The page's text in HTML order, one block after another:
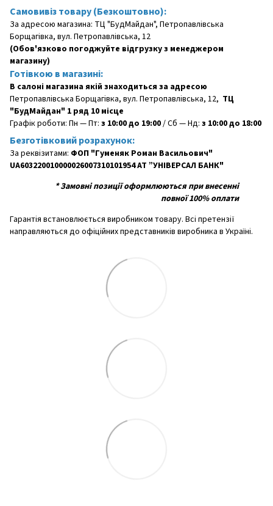
Самовивіз товару (Безкоштовно):
За адресою магазина: ТЦ "БудМайдан", Петропавлівська
Борщагівка, вул. Петропавлівська, 12
(Обов'язково погоджуйте відгрузку з менеджером
магазину)
Готівкою в магазині:
В салоні магазина якій знаходиться за адресою
Петропавлівська Борщагівка, вул. Петропавлівська, 12, ТЦ
"БудМайдан" 1 ряд 10 місце
Графік роботи: Пн — Пт: з 10:00 до 19:00/ Сб — Нд: з 10:00 до 18:00
Безготівковий розрахунок:
За реквізитами: ФОП "Гуменяк Роман Васильович"
UA603220010000026007310101954 АТ ”УНІВЕРСАЛ БАНК"
*Замовні позиції оформлюються при внесенні
повної 100% оплати
Гарантія встановлюється виробником товару. Всі претензії
направляються до офіційних представників виробника в Україні.